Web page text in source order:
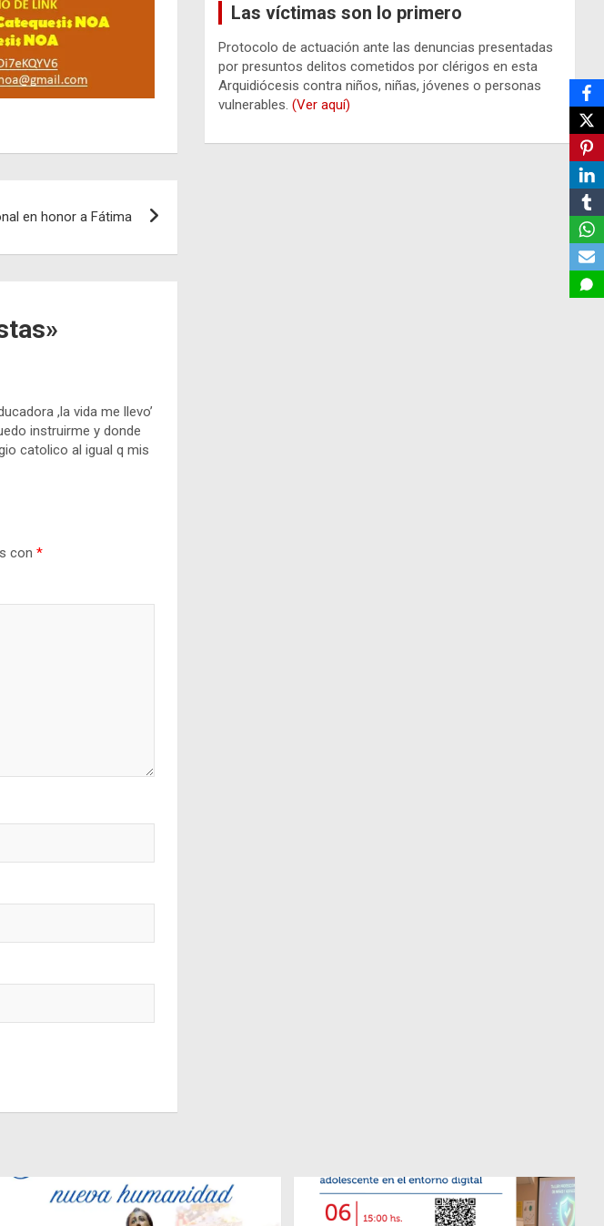
en honor a Fátima
»
,la vida me llevo’
instruirme y donde
catolico al igual q mis
con *
Las víctimas son lo primero
Protocolo de actuación ante las denuncias presentadas
por presuntos delitos cometidos por clérigos en esta
Arquidiócesis contra niños, niñas, jóvenes o personas
vulnerables.(Ver aquí)